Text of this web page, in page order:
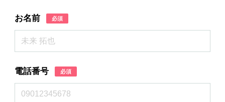
お名前 必須
電話番号 必須